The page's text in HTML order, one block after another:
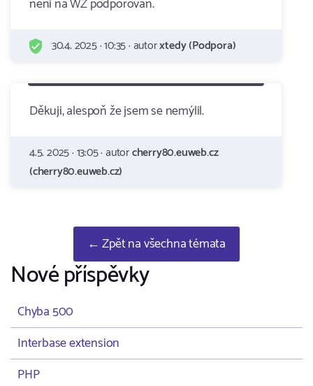
neni na WZ podporovan.
30.4. 2025 · 10:35 · autorxtedy (Podpora)
Děkuji, alespoň že jsem se nemýlil.
4.5. 2025 · 13:05 · autorcherry80.euweb.cz
(cherry80.euweb.cz)
← Zpět na všechna témata
Nové příspěvky
Chyba 500
Interbase extension
PHP